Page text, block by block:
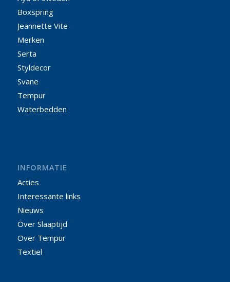
Boxspring
Jeannette Vite
Merken
Serta
Styldecor
Svane
Tempur
Waterbedden
INFORMATIE
Acties
Interessante links
Nieuws
Over Slaaptijd
Over Tempur
Textiel